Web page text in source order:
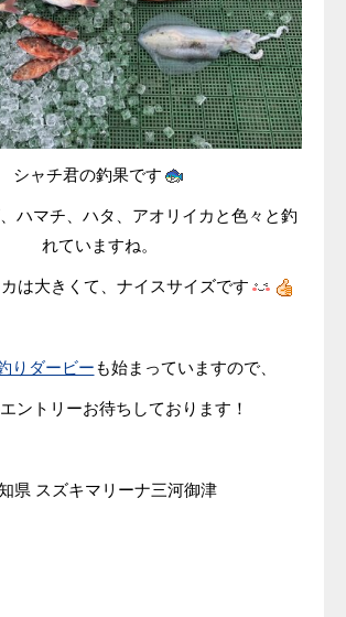
シャチ君の釣果です
ハマチ、ハタ、アオリイカと色々と釣
れていますね。
は大きくて、ナイスサイズです
りダービーも始まっていますので、
ントリーお待ちしております！
県 スズキマリーナ三河御津